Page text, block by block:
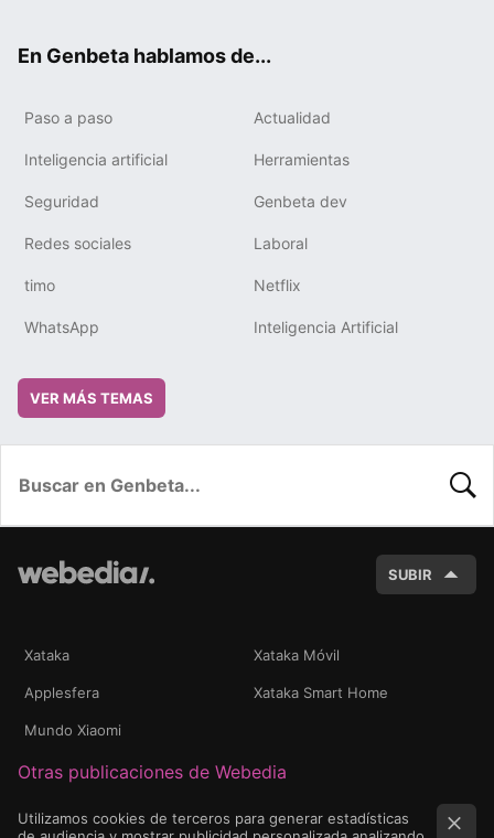
En Genbeta hablamos de...
Paso a paso Actualidad
Inteligencia artificial Herramientas
Seguridad Genbeta dev
Redes sociales Laboral
timo Netflix
WhatsApp Inteligencia Artificial
VER MÁS TEMAS
SUBIR
Xataka Xataka Móvil
Applesfera Xataka Smart Home
Mundo Xiaomi
Otras publicaciones de Webedia
Utilizamos cookies de terceros para generar estadísticas